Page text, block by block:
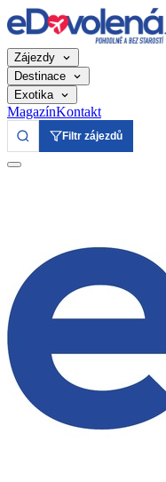
Zájezdy
Destinace
Exotika
MagazínKontakt
Filtr zájezdů